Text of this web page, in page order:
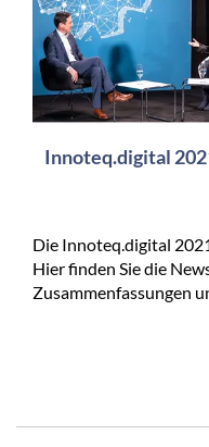
Innoteq.digital
Die Innoteq.digital
Hier finden Sie die
Zusammenfassungen